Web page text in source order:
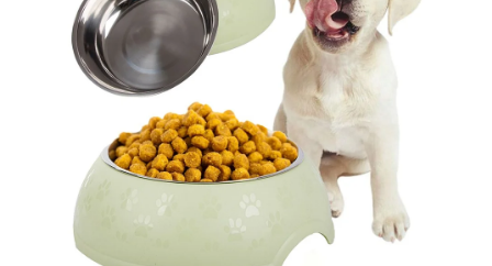
hvězdiček.